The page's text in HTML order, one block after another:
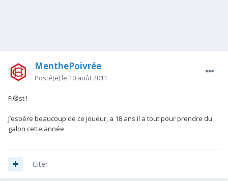
MenthePoivrée
Posté(e) le 10 août 2011
Fi®st !
J’espère beaucoup de ce joueur, a 18 ans il a tout pour prendre du
galon cette année
Citer